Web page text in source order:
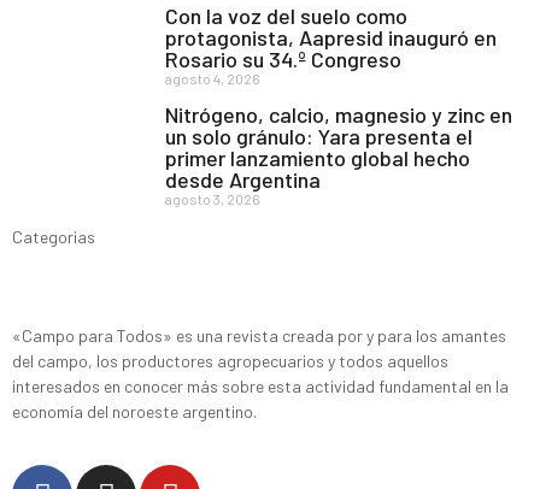
Con la voz del suelo como
protagonista, Aapresid inauguró en
Rosario su 34.º Congreso
agosto 4, 2026
Nitrógeno, calcio, magnesio y zinc en
un solo gránulo: Yara presenta el
primer lanzamiento global hecho
desde Argentina
agosto 3, 2026
Categorias
«Campo para Todos» es una revista creada por y para los amantes
del campo, los productores agropecuarios y todos aquellos
interesados en conocer más sobre esta actividad fundamental en la
economía del noroeste argentino.